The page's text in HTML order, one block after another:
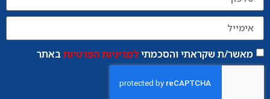
מאשר/ת שקראתי והסכמתילמדיניות הפרטיותבאתר